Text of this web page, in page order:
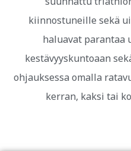
kiinnostuneille sekä
haluavat parantaa
kestävyyskuntoaan
ohjauksessa omalla
kerran, kaksi tai